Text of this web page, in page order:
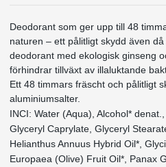
Deodorant som ger upp till 48
naturen – ett pålitligt skydd även
deodorant med ekologisk ginseng
förhindrar tillväxt av illaluktande
Ett 48 timmars fräscht och pålitligt
aluminiumsalter.
INCI: Water (Aqua), Alcohol*
Glyceryl Caprylate, Glyceryl
Helianthus Annuus Hybrid Oil*,
Europaea (Olive) Fruit Oil*, Panax